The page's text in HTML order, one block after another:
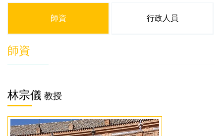
師資 行政人員
師資
林宗儀 教授